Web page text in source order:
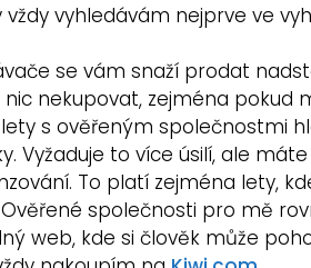
vždy vyhledávám nejprve ve
se vám snaží prodat
nic nekupovat, zejména pokud
s ověřeným společnostmi
Vyžaduje to více úsilí, ale
To platí zejména lety,
společnosti pro mě
web, kde si člověk může